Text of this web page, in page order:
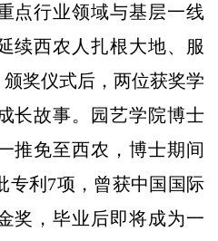
点行业领域与基层一线
续西农人扎根大地、服
奖仪式后，两位获奖学
长故事。园艺学院博士
推免至西农，博士期间
专利7项，曾获中国国际
奖，毕业后即将成为一